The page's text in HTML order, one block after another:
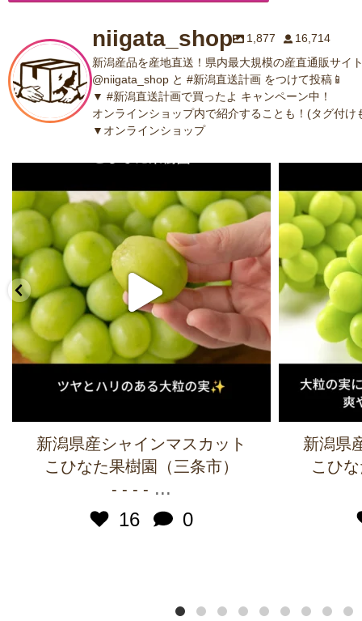
niigata_shop 1,877
16,714
新潟産品を産地直送！県内最大規模の産直通販サイ
@niigata_shop と #新潟直送計画 をつけて投稿📱
▼ #新潟直送計画で買ったよ キャンペーン中！
オンラインショップ内で紹介することも！(タグ付け
▼オンラインショップ
新潟県産シャインマスカット
こひなた果樹園（三条市）
- - - - ...
16
0
新潟県
こひ